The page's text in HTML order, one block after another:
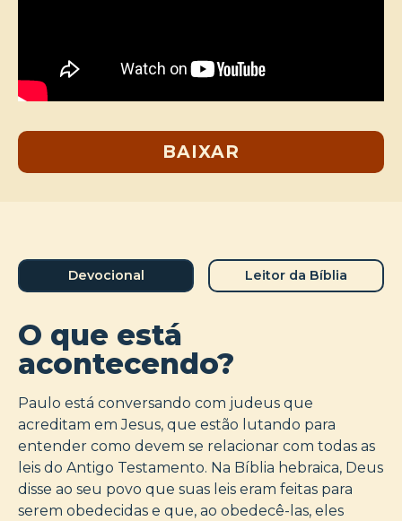
BAIXAR
Devocional Leitor da Bíblia
O que está
acontecendo?
Paulo está conversando com judeus que
acreditam em Jesus, que estão lutando para
entender como devem se relacionar com todas as
leis do Antigo Testamento. Na Bíblia hebraica, Deus
disse ao seu povo que suas leis eram feitas para
serem obedecidas e que, ao obedecê-las, eles